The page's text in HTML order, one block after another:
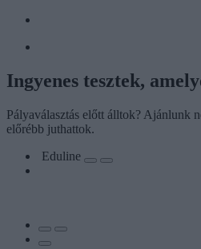
Ingyenes tesztek,
Pályaválasztás előtt álltok? Ajánlunk
előrébb juthattok.
Eduline